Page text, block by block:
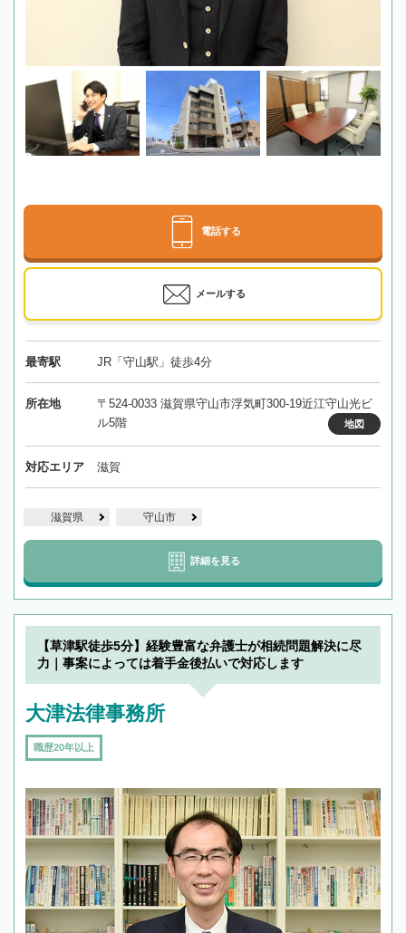
電話する
メールする
最寄駅 JR「守山駅」徒歩4分
所在地
〒524-0033 滋賀県守山市浮気町300-19近江守山光ビ
ル5階
地図
対応エリア 滋賀
滋賀県 守山市
詳細を見る
【草津駅徒歩5分】経験豊富な弁護士が相続問題解決に尽
力｜事案によっては着手金後払いで対応します
大津法律事務所
職歴20年以上